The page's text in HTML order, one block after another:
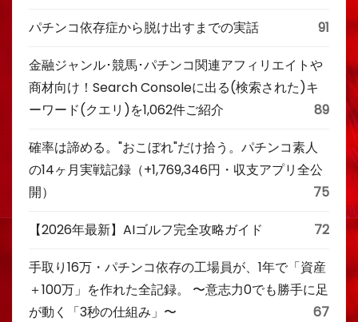
パチンコ依存症から脱け出すまでの実話 91
金融ジャンル･競馬･パチンコ関連アフィリエイトや
商材向け！Search Consoleに出る(検索された)キ
ーワード(クエリ)を1,062件ご紹介
89
確率は諦める。"おこぼれ"だけ拾う。パチンコ素人
の14ヶ月実戦記録（+1,769,346円・収支アプリ全公
開）
75
【2026年最新】AIゴルフ完全攻略ガイド 72
手取り16万・パチンコ依存の工場員が、1年で「資産
＋100万」を作れた全記録。 〜意志力0でも勝手に足
が動く「3秒の仕組み」〜
67